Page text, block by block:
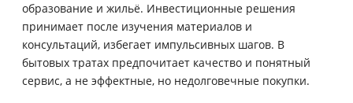
образование и жильё. Инвестиционные решения
принимает после изучения материалов и
консультаций, избегает импульсивных шагов. В
бытовых тратах предпочитает качество и понятный
сервис, а не эффектные, но недолговечные покупки.